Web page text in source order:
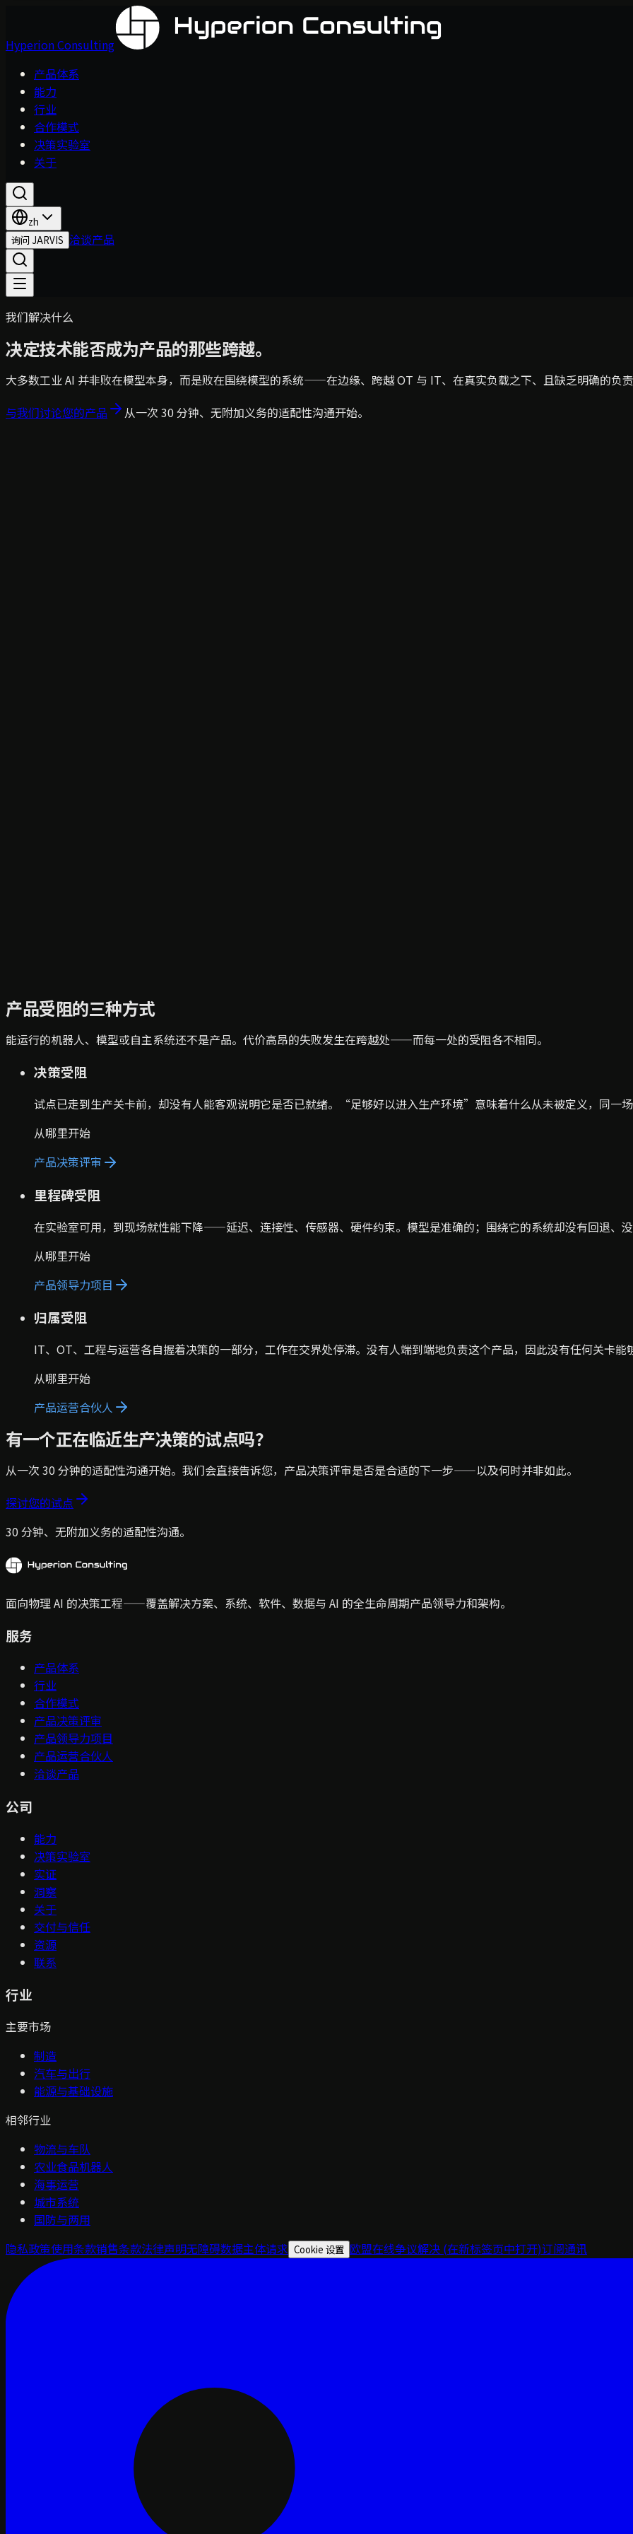
Hyperion Consulting
产品体系
能力
行业
合作模式
决策实验室
关于
zh
询问 JARVIS 洽谈产品
我们解决什么
决定技术能否成为产品的那些跨越。
大多数工业 AI 并非败在模型本身，而是败在围绕模型的系统——在边缘、跨越 OT 与 IT、在真实负载之下、且缺乏明确的负
与我们讨论您的产品
从一次 30 分钟、无附加义务的适配性沟通开始。
产品受阻的三种方式
能运行的机器人、模型或自主系统还不是产品。代价高昂的失败发生在跨越处——而每一处的受阻各不相同。
决策受阻
试点已走到生产关卡前，却没有人能客观说明它是否已就绪。“足够好以进入生产环境”意味着什么从未被定义，同一
从哪里开始
产品决策评审
里程碑受阻
在实验室可用，到现场就性能下降——延迟、连接性、传感器、硬件约束。模型是准确的；围绕它的系统却没有回退、
从哪里开始
产品领导力项目
归属受阻
IT、OT、工程与运营各自握着决策的一部分，工作在交界处停滞。没有人端到端地负责这个产品，因此没有任何关卡能
从哪里开始
产品运营合伙人
有一个正在临近生产决策的试点吗？
从一次 30 分钟的适配性沟通开始。我们会直接告诉您，产品决策评审是否是合适的下一步——以及何时并非如此。
探讨您的试点
30 分钟、无附加义务的适配性沟通。
面向物理 AI 的决策工程——覆盖解决方案、系统、软件、数据与 AI 的全生命周期产品领导力和架构。
服务
产品体系
行业
合作模式
产品决策评审
产品领导力项目
产品运营合伙人
洽谈产品
公司
能力
决策实验室
实证
洞察
关于
交付与信任
资源
联系
行业
主要市场
制造
汽车与出行
能源与基础设施
相邻行业
物流与车队
农业食品机器人
海事运营
城市系统
国防与两用
隐私政策使用条款销售条款法律声明无障碍数据主体请求 Cookie 设置 欧盟在线争议解决 (在新标签页中打开)订阅通讯